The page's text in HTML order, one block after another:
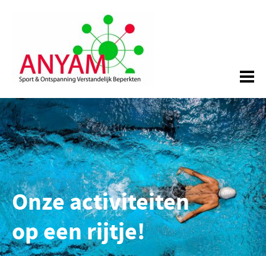
Onze activiteiten
op een rijtje!